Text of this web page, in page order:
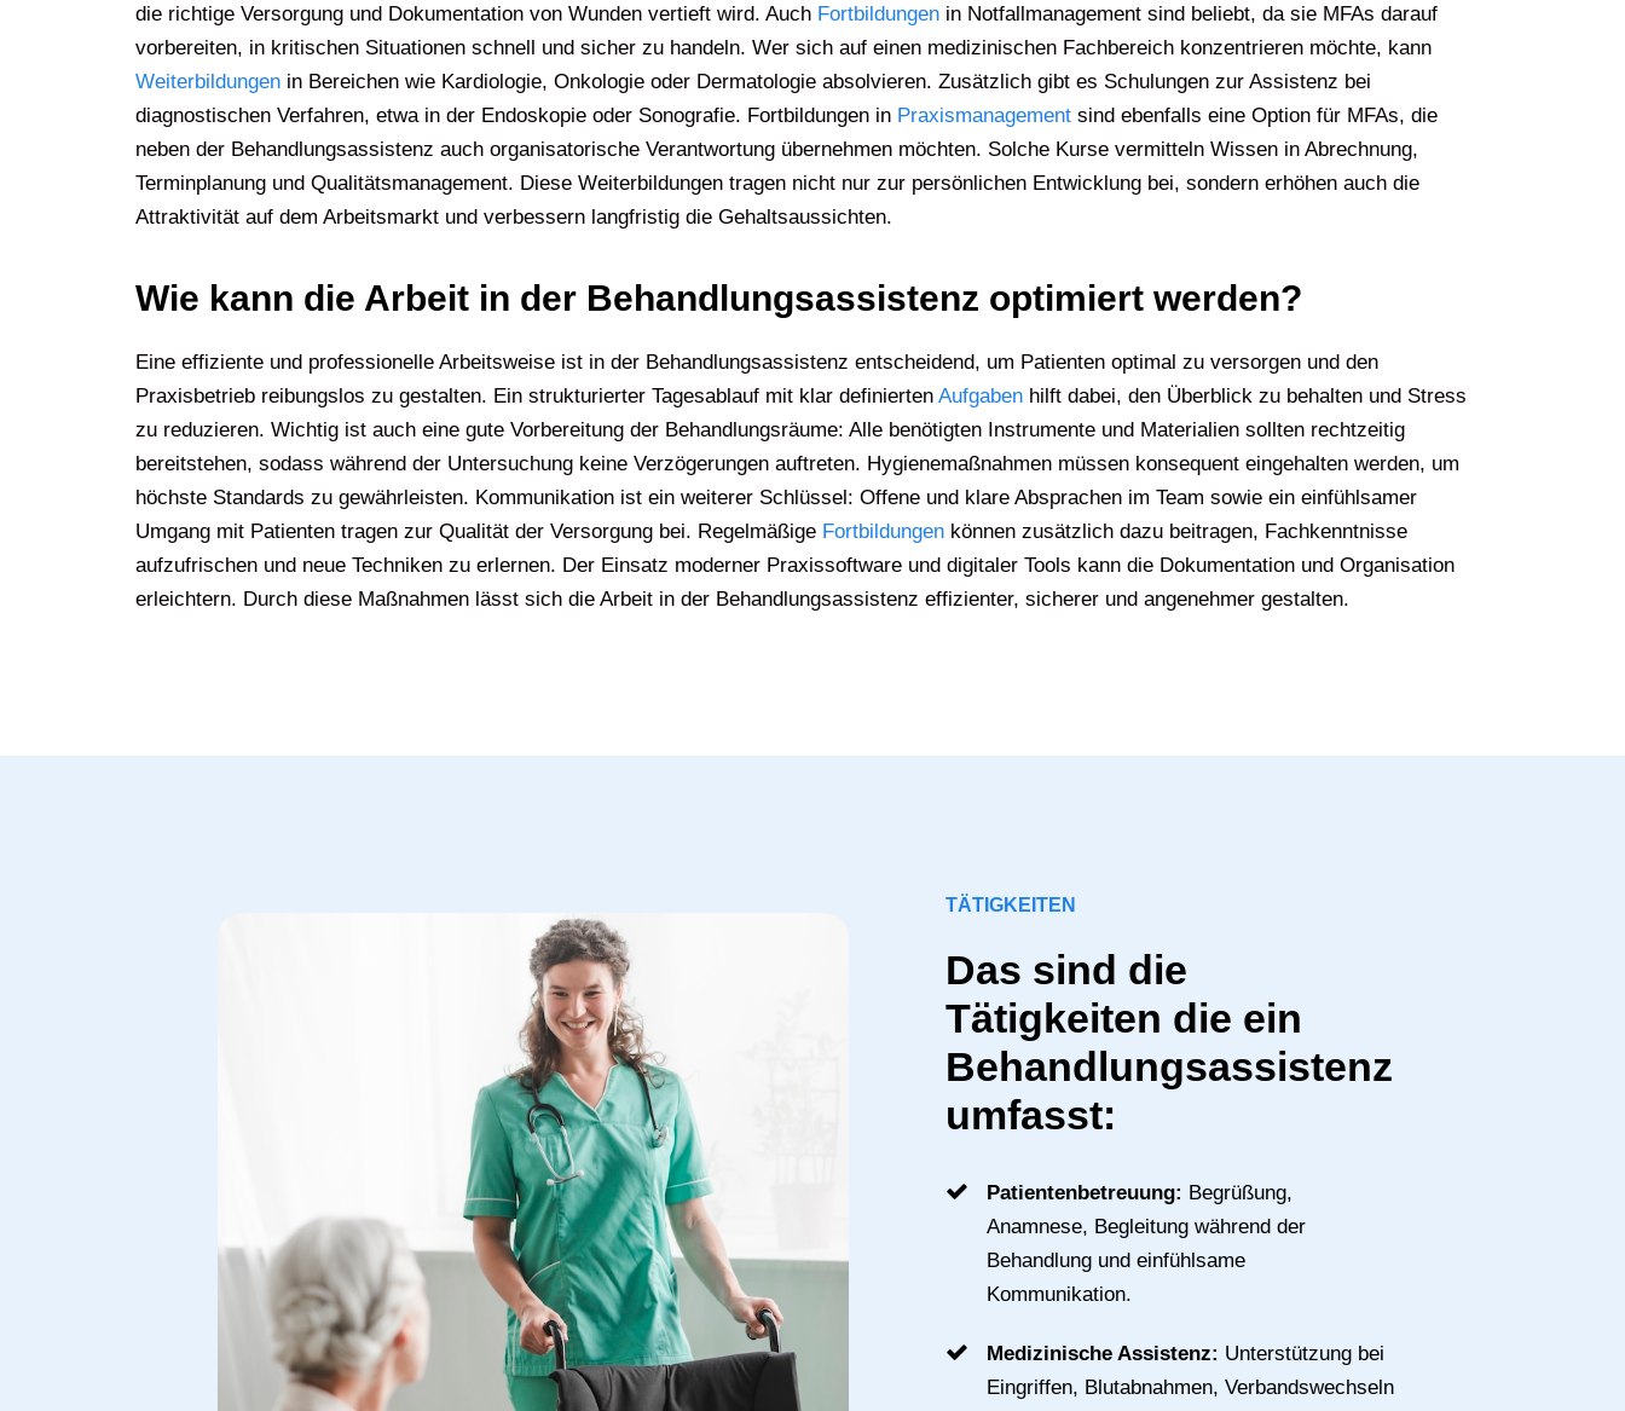
die richtige Versorgung und Dokumentation von Wunden vertieft wird. Auch Fortbildungen in Notfallmanagement sind beliebt, da sie MFAs darauf
vorbereiten, in kritischen Situationen schnell und sicher zu handeln. Wer sich auf einen medizinischen Fachbereich konzentrieren möchte, kann
Weiterbildungen in Bereichen wie Kardiologie, Onkologie oder Dermatologie absolvieren. Zusätzlich gibt es Schulungen zur Assistenz bei
diagnostischen Verfahren, etwa in der Endoskopie oder Sonografie. Fortbildungen in Praxismanagement sind ebenfalls eine Option für MFAs, die
neben der Behandlungsassistenz auch organisatorische Verantwortung übernehmen möchten. Solche Kurse vermitteln Wissen in Abrechnung,
Terminplanung und Qualitätsmanagement. Diese Weiterbildungen tragen nicht nur zur persönlichen Entwicklung bei, sondern erhöhen auch die
Attraktivität auf dem Arbeitsmarkt und verbessern langfristig die Gehaltsaussichten.
Wie kann die Arbeit in der Behandlungsassistenz optimiert werden?
Eine effiziente und professionelle Arbeitsweise ist in der Behandlungsassistenz entscheidend, um Patienten optimal zu versorgen und den
Praxisbetrieb reibungslos zu gestalten. Ein strukturierter Tagesablauf mit klar definierten Aufgaben hilft dabei, den Überblick zu behalten und Stress
zu reduzieren. Wichtig ist auch eine gute Vorbereitung der Behandlungsräume: Alle benötigten Instrumente und Materialien sollten rechtzeitig
bereitstehen, sodass während der Untersuchung keine Verzögerungen auftreten. Hygienemaßnahmen müssen konsequent eingehalten werden, um
höchste Standards zu gewährleisten. Kommunikation ist ein weiterer Schlüssel: Offene und klare Absprachen im Team sowie ein einfühlsamer
Umgang mit Patienten tragen zur Qualität der Versorgung bei. Regelmäßige Fortbildungen können zusätzlich dazu beitragen, Fachkenntnisse
aufzufrischen und neue Techniken zu erlernen. Der Einsatz moderner Praxissoftware und digitaler Tools kann die Dokumentation und Organisation
erleichtern. Durch diese Maßnahmen lässt sich die Arbeit in der Behandlungsassistenz effizienter, sicherer und angenehmer gestalten.
TÄTIGKEITEN
Das sind die
Tätigkeiten die ein
Behandlungsassistenz
umfasst:
Patientenbetreuung: Begrüßung,
Anamnese, Begleitung während der
Behandlung und einfühlsame
Kommunikation.
Medizinische Assistenz: Unterstützung bei
Eingriffen, Blutabnahmen, Verbandswechseln